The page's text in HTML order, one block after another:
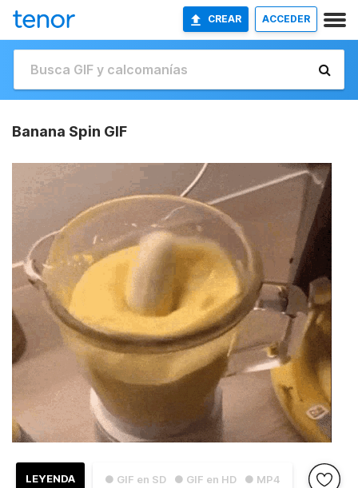
CREAR ACCEDER
Banana Spin GIF
● GIF en SD ● GIF en HD ● MP4
LEYENDA